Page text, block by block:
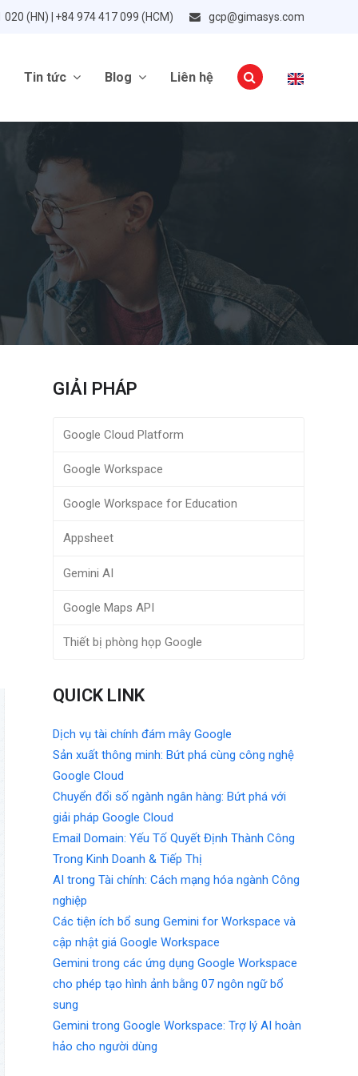
(HN) | +84 974 417 099 (HCM) gcp@gimasys.com
Tin tức Blog Liên hệ
GIẢI PHÁP
Google Cloud Platform
Google Workspace
Google Workspace for Education
Appsheet
Gemini AI
Google Maps API
Thiết bị phòng họp Google
QUICK LINK
Dịch vụ tài chính đám mây Google
Sản xuất thông minh: Bứt phá cùng công nghệ
Google Cloud
Chuyển đổi số ngành ngân hàng: Bứt phá với
giải pháp Google Cloud
Email Domain: Yếu Tố Quyết Định Thành Công
Trong Kinh Doanh & Tiếp Thị
AI trong Tài chính: Cách mạng hóa ngành Công
nghiệp
Các tiện ích bổ sung Gemini for Workspace và
cập nhật giá Google Workspace
Gemini trong các ứng dụng Google Workspace
cho phép tạo hình ảnh bằng 07 ngôn ngữ bổ
sung
Gemini trong Google Workspace: Trợ lý AI hoàn
hảo cho người dùng